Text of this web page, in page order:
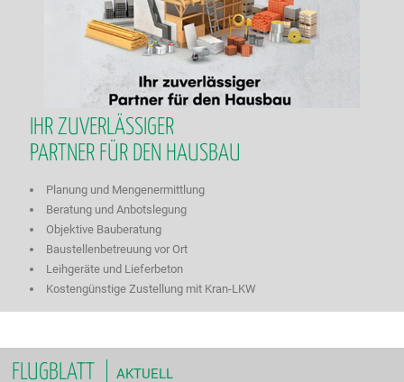
IHR ZUVERLÄSSIGER
PARTNER FÜR DEN HAUSBAU
Planung und Mengenermittlung
Beratung und Anbotslegung
Objektive Bauberatung
Baustellenbetreuung vor Ort
Leihgeräte und Lieferbeton
Kostengünstige Zustellung mit Kran-LKW
FLUGBLATT AKTUELL